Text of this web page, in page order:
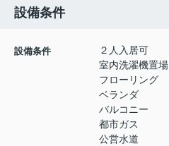
設備条件
設備条件
２人入居可
室内洗濯機置場
フローリング
ベランダ
バルコニー
都市ガス
公営水道